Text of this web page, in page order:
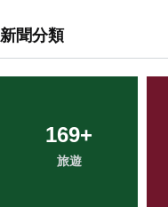
新聞分類
242+
文教